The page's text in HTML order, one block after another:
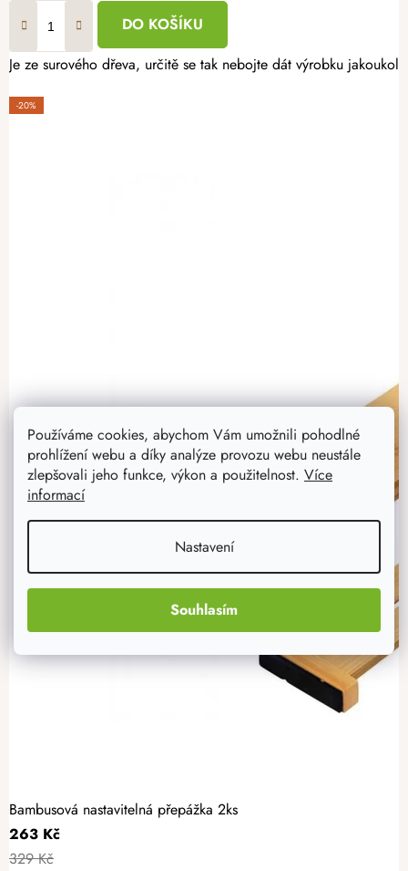
Používáme cookies, abychom Vám umožnili pohodlné
prohlížení webu a díky analýze provozu webu neustále
zlepšovali jeho funkce, výkon a použitelnost. Více
informací
Nastavení
Souhlasím
DO KOŠÍKU
Je ze surového dřeva, určitě se tak nebojte dát výrobku
-20%
Bambusová nastavitelná přepážka 2ks
263 Kč
329 Kč